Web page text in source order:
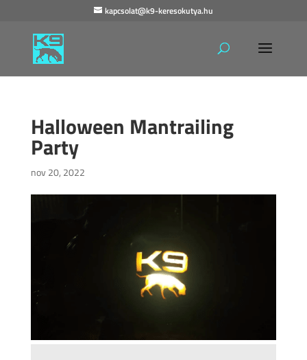
kapcsolat@k9-keresokutya.hu
Halloween Mantrailing
Party
nov 20, 2022